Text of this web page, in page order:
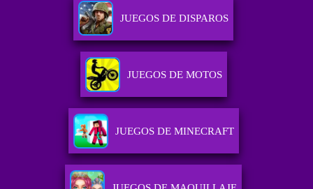
JUEGOS DE DISPAROS
JUEGOS DE MOTOS
JUEGOS DE MINECRAFT